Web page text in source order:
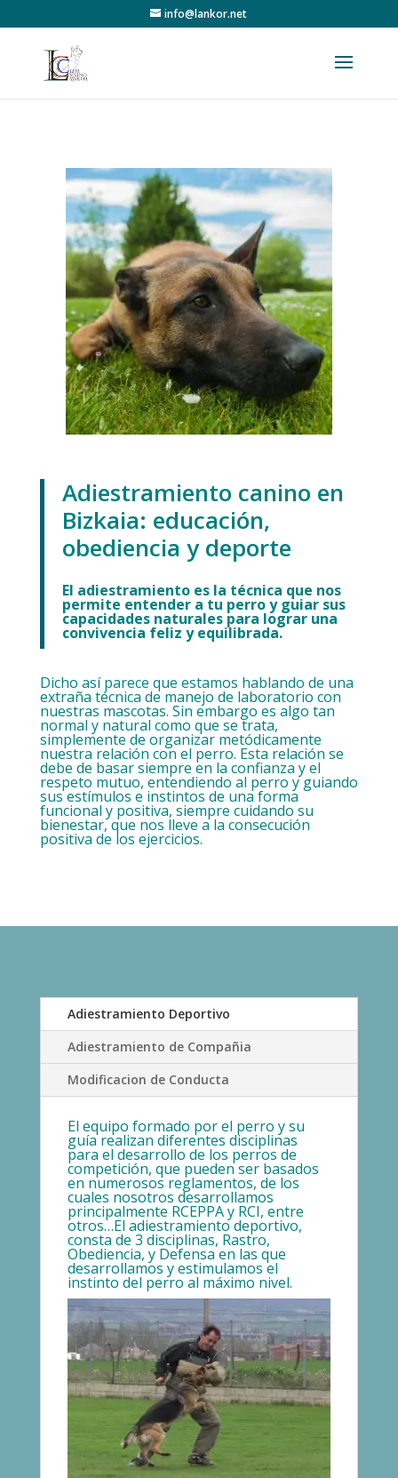
info@lankor.net
Adiestramiento canino en
Bizkaia: educación,
obediencia y deporte
El adiestramiento es la técnica que nos
permite entender a tu perro y guiar sus
capacidades naturales para lograr una
convivencia feliz y equilibrada.
Dicho así parece que estamos hablando de una
extraña técnica de manejo de laboratorio con
nuestras mascotas. Sin embargo es algo tan
normal y natural como que se trata,
simplemente de organizar metódicamente
nuestra relación con el perro. Esta relación se
debe de basar siempre en la confianza y el
respeto mutuo, entendiendo al perro y guiando
sus estímulos e instintos de una forma
funcional y positiva, siempre cuidando su
bienestar, que nos lleve a la consecución
positiva de los ejercicios.
Adiestramiento Deportivo
Adiestramiento de Compañia
Modificacion de Conducta
El equipo formado por el perro y su
guía realizan diferentes disciplinas
para el desarrollo de los perros de
competición, que pueden ser basados
en numerosos reglamentos, de los
cuales nosotros desarrollamos
principalmente RCEPPA y RCI, entre
otros…El adiestramiento deportivo,
consta de 3 disciplinas, Rastro,
Obediencia, y Defensa en las que
desarrollamos y estimulamos el
instinto del perro al máximo nivel.